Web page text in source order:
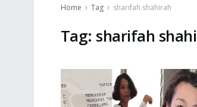
Home Tag sharifah shahirah
Tag: sharifah